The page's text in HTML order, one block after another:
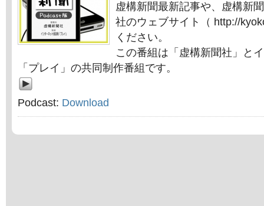
虚構新聞最新記事や、虚構新
社のウェブサイト（ http://
ください。
この番組は「虚構新聞社」と
「プレイ」の共同制作番組です。
Podcast: Download